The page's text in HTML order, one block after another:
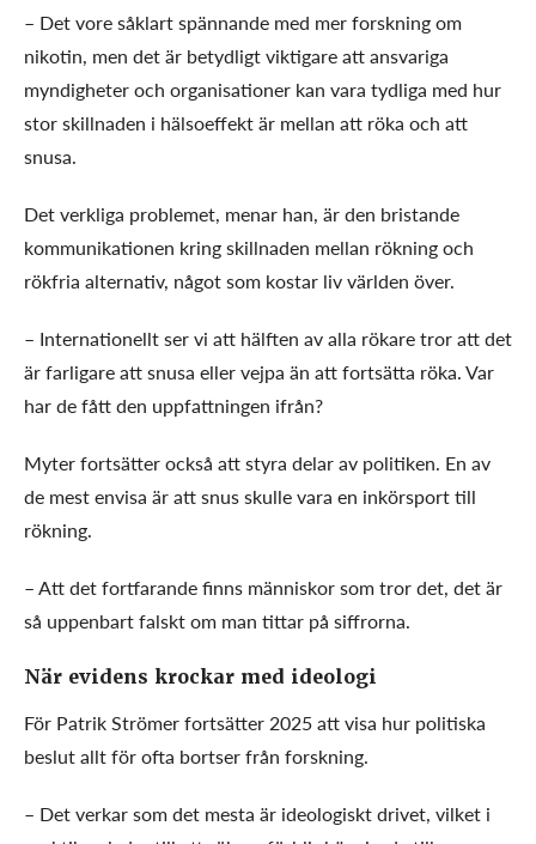
– Det vore såklart spännande med mer forskning om
nikotin, men det är betydligt viktigare att ansvariga
myndigheter och organisationer kan vara tydliga med hur
stor skillnaden i hälsoeffekt är mellan att röka och att
snusa.
Det verkliga problemet, menar han, är den bristande
kommunikationen kring skillnaden mellan rökning och
rökfria alternativ, något som kostar liv världen över.
– Internationellt ser vi att hälften av alla rökare tror att det
är farligare att snusa eller vejpa än att fortsätta röka. Var
har de fått den uppfattningen ifrån?
Myter fortsätter också att styra delar av politiken. En av
de mest envisa är att snus skulle vara en inkörsport till
rökning.
– Att det fortfarande finns människor som tror det, det är
så uppenbart falskt om man tittar på siffrorna.
När evidens krockar med ideologi
För Patrik Strömer fortsätter 2025 att visa hur politiska
beslut allt för ofta bortser från forskning.
– Det verkar som det mesta är ideologiskt drivet, vilket i